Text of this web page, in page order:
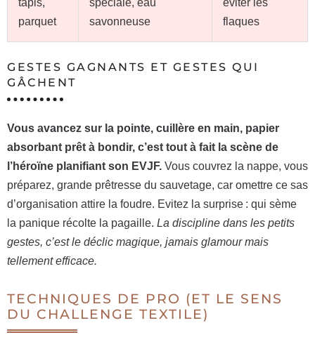
tapis,
parquet
spéciale, eau
savonneuse
éviter les
flaques
GESTES GAGNANTS ET GESTES QUI
GÂCHENT
Vous avancez sur la pointe, cuillère en main, papier
absorbant prêt à bondir, c’est tout à fait la scène de
l’héroïne planifiant son EVJF. Vous couvrez la nappe, vous
préparez, grande prêtresse du sauvetage, car omettre ce sas
d’organisation attire la foudre. Evitez la surprise : qui sème
la panique récolte la pagaille. La discipline dans les petits
gestes, c’est le déclic magique, jamais glamour mais
tellement efficace.
TECHNIQUES DE PRO (ET LE SENS
DU CHALLENGE TEXTILE)